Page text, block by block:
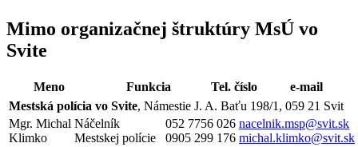
Mimo organizačnej štruktúry MsÚ vo
Svite
Meno Funkcia Tel. číslo
e-mail
Mestská polícia vo Svite, Námestie J. A. Baťu 198/1, 059 21 Svit
Mgr. Michal
Klimko
Náčelník
Mestskej polície
052 7756 026
0905 299 176
nacelnik.msp@svit.sk
michal.klimko@svit.sk